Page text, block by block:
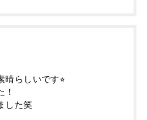
晴らしいです⭐︎
！
した笑